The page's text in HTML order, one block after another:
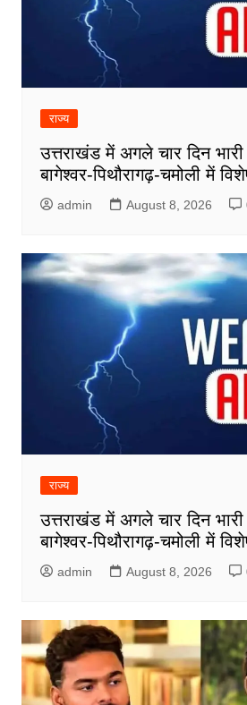
राज्य
उत्तराखंड में अगले चार दिन
बागेश्वर-पिथौरागढ़-चमोली में
admin August 8, 2026
राज्य
उत्तराखंड में अगले चार दिन
बागेश्वर-पिथौरागढ़-चमोली में
admin August 8, 2026